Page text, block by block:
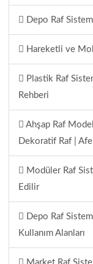
Depo Raf
Hareketli ve
Plastik Raf
Rehberi
Ahşap Raf
Dekoratif Raf |
Modüler Raf
Edilir
Depo Raf
Kullanım Alanları